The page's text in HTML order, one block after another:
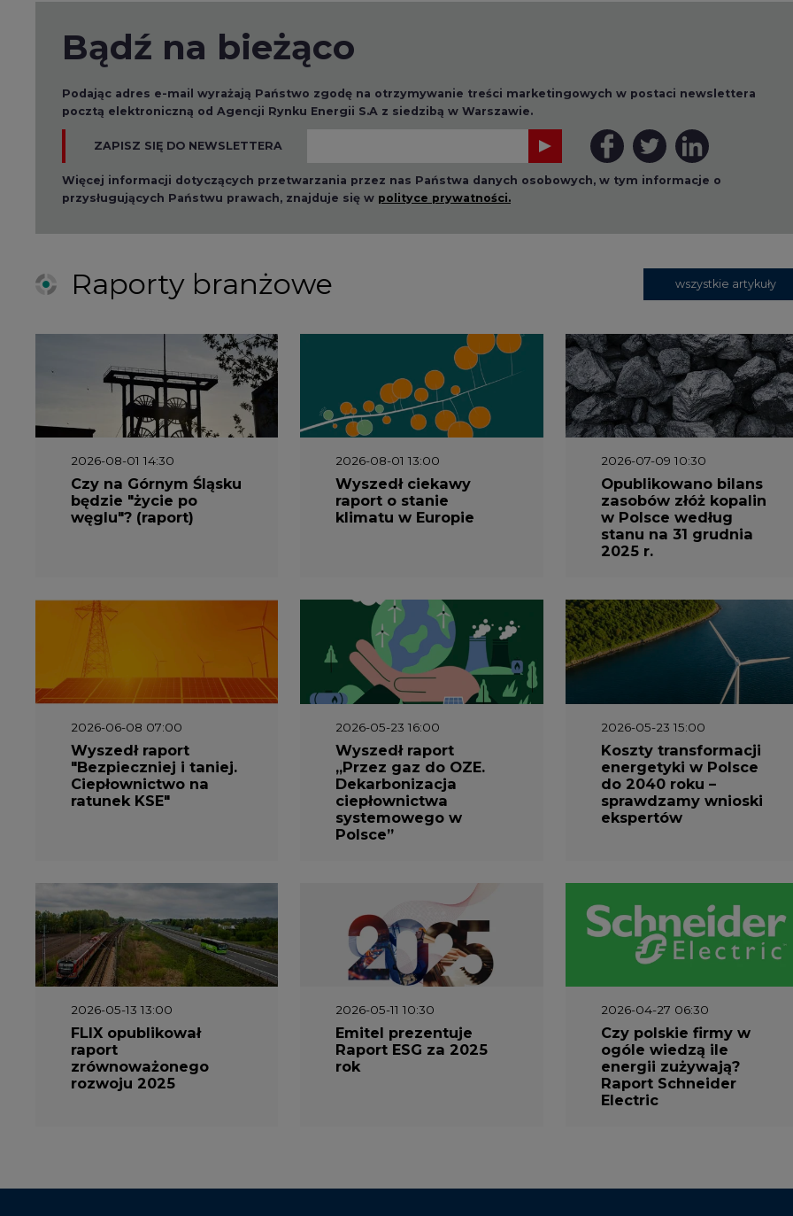
Bądź na bieżąco
Podając adres e-mail wyrażają Państwo zgodę na otrzymywanie treści marketingowych w postaci newslettera
pocztą elektroniczną od Agencji Rynku Energii S.A z siedzibą w Warszawie.
ZAPISZ SIĘ DO NEWSLETTERA
Więcej informacji dotyczących przetwarzania przez nas Państwa danych osobowych, w tym informacje o
przysługujących Państwu prawach, znajduje się w polityce prywatności.
Raporty branżowe wszystkie artykuły
2026-08-01 14:30
Czy na Górnym Śląsku
będzie "życie po
węglu"? (raport)
2026-08-01 13:00
Wyszedł ciekawy
raport o stanie
klimatu w Europie
2026-07-09 10:30
Opublikowano bilans
zasobów złóż kopalin
w Polsce według
stanu na 31 grudnia
2025 r.
2026-06-08 07:00
Wyszedł raport
"Bezpieczniej i taniej.
Ciepłownictwo na
ratunek KSE"
2026-05-23 16:00
Wyszedł raport
„Przez gaz do OZE.
Dekarbonizacja
ciepłownictwa
systemowego w
Polsce”
2026-05-23 15:00
Koszty transformacji
energetyki w Polsce
do 2040 roku –
sprawdzamy wnioski
ekspertów
2026-05-13 13:00
FLIX opublikował
raport
zrównoważonego
rozwoju 2025
2026-05-11 10:30
Emitel prezentuje
Raport ESG za 2025
rok
2026-04-27 06:30
Czy polskie firmy w
ogóle wiedzą ile
energii zużywają?
Raport Schneider
Electric